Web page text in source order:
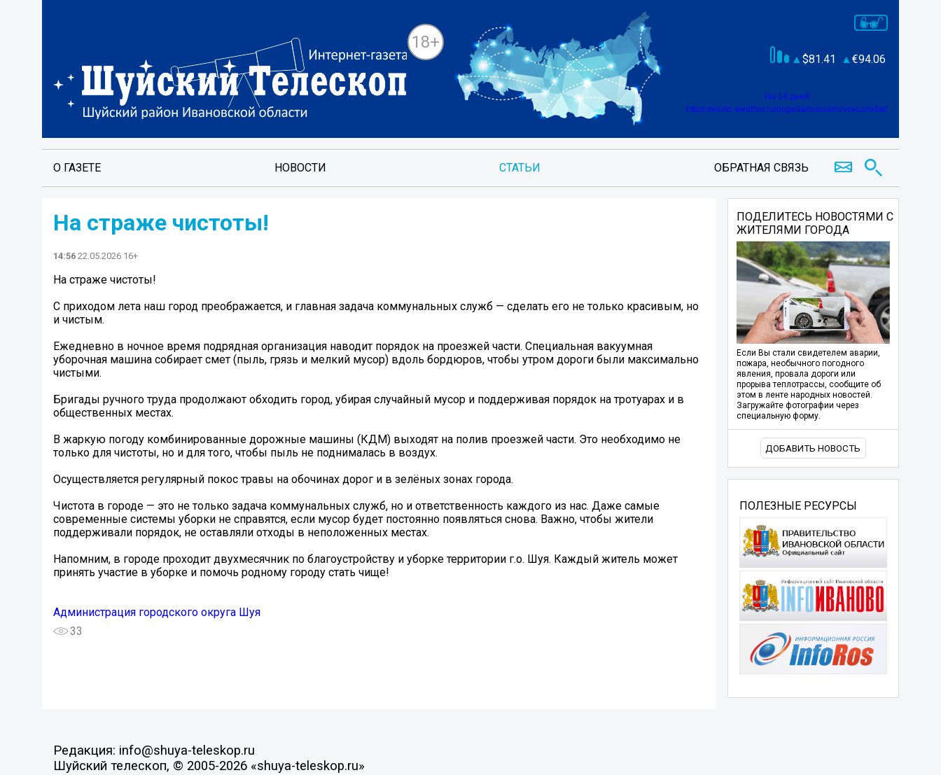
18+
81.41 94.06
На 14 дней
https://world-weather.ru/pogoda/russia/novokuznetsk/
О ГАЗЕТЕ НОВОСТИ СТАТЬИ ОБРАТНАЯ СВЯЗЬ
На страже чистоты!
14:56 22.05.2026 16+
На страже чистоты!
С приходом лета наш город преображается, и главная задача коммунальных служб — сделать его не только красивым, но
и чистым.
Ежедневно в ночное время подрядная организация наводит порядок на проезжей части. Специальная вакуумная
уборочная машина собирает смет (пыль, грязь и мелкий мусор) вдоль бордюров, чтобы утром дороги были максимально
чистыми.
Бригады ручного труда продолжают обходить город, убирая случайный мусор и поддерживая порядок на тротуарах и в
общественных местах.
В жаркую погоду комбинированные дорожные машины (КДМ) выходят на полив проезжей части. Это необходимо не
только для чистоты, но и для того, чтобы пыль не поднималась в воздух.
Осуществляется регулярный покос травы на обочинах дорог и в зелёных зонах города.
Чистота в городе — это не только задача коммунальных служб, но и ответственность каждого из нас. Даже самые
современные системы уборки не справятся, если мусор будет постоянно появляться снова. Важно, чтобы жители
поддерживали порядок, не оставляли отходы в неположенных местах.
Напомним, в городе проходит двухмесячник по благоустройству и уборке территории г.о. Шуя. Каждый житель может
принять участие в уборке и помочь родному городу стать чище!
Администрация городского округа Шуя
33
ПОДЕЛИТЕСЬ НОВОСТЯМИ С
ЖИТЕЛЯМИ ГОРОДА
Если Вы стали свидетелем аварии,
пожара, необычного погодного
явления, провала дороги или
прорыва теплотрассы, сообщите об
этом в ленте народных новостей.
Загружайте фотографии через
специальную форму.
ДОБАВИТЬ НОВОСТЬ
ПОЛЕЗНЫЕ РЕСУРСЫ
Редакция: info@shuya-teleskop.ru
Шуйский телескоп, © 2005-2026 «shuya-teleskop.ru»